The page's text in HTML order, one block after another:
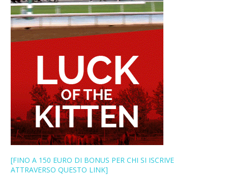
[FINO A 150 EURO DI BONUS PER CHI SI ISCRIVE
ATTRAVERSO QUESTO LINK]